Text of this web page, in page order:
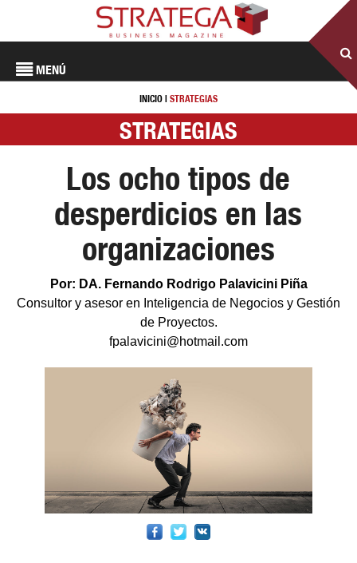
MENÚ
INICIO | STRATEGIAS
STRATEGIAS
Los ocho tipos de
desperdicios en las
organizaciones
Por: DA. Fernando Rodrigo Palavicini Piña
Consultor y asesor en Inteligencia de Negocios y Gestión
de Proyectos.
fpalavicini@hotmail.com